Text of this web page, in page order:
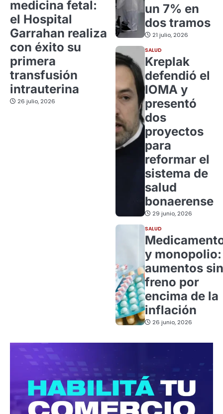
medicina fetal:
el Hospital
Garrahan realiza
con éxito su
primera
transfusión
intrauterina
26 julio, 2026
un 7% en
dos tramos
21 julio, 2026
SALUD
Kreplak
defendió el
IOMA y
presentó
dos
proyectos
para
reformar el
sistema de
salud
bonaerense
29 junio, 2026
SALUD
y monopolio:
aumentos sin
freno por
encima de la
inflación
26 junio, 2026